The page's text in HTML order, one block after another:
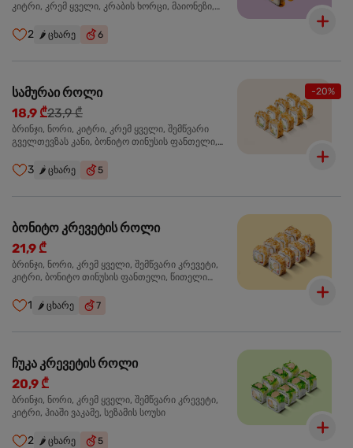
კიტრი, კრემ ყველი, კრაბის ხორცი, მაიონეზი,
2 🌶️ ცხარე 6
-20%
სამურაი როლი
18,9 ₾23,9 ₾
ბრინჯი, ნორი, კიტრი, კრემ ყველი, შემწვარი
გველთევზას კანი, ბონიტო თინუსის ფანთელი,
3 🌶️ ცხარე 5
ბონიტო კრევეტის როლი
21,9 ₾
ბრინჯი, ნორი, კრემ ყველი, შემწვარი კრევეტი,
კიტრი, ბონიტო თინუსის ფანთელი, წითელი
1 🌶️ ცხარე 7
ჩუკა კრევეტის როლი
20,9 ₾
ბრინჯი, ნორი, კრემ ყველი, შემწვარი კრევეტი,
კიტრი, ჰიაში ვაკამე, სეზამის სოუსი
2 🌶️ ცხარე 5